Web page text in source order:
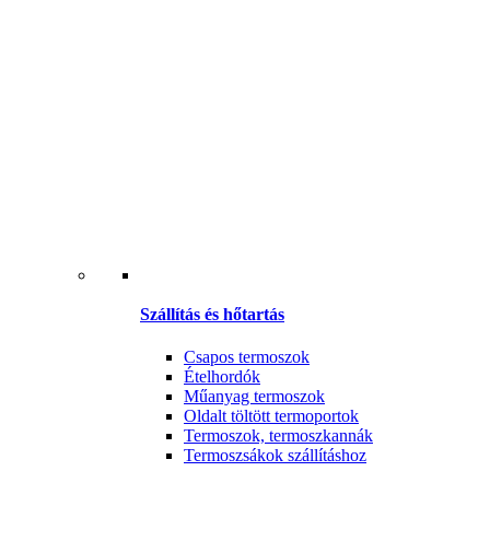
Szállítás és hőtartás
Csapos termoszok
Ételhordók
Műanyag termoszok
Oldalt töltött termoportok
Termoszok, termoszkannák
Termoszsákok szállításhoz